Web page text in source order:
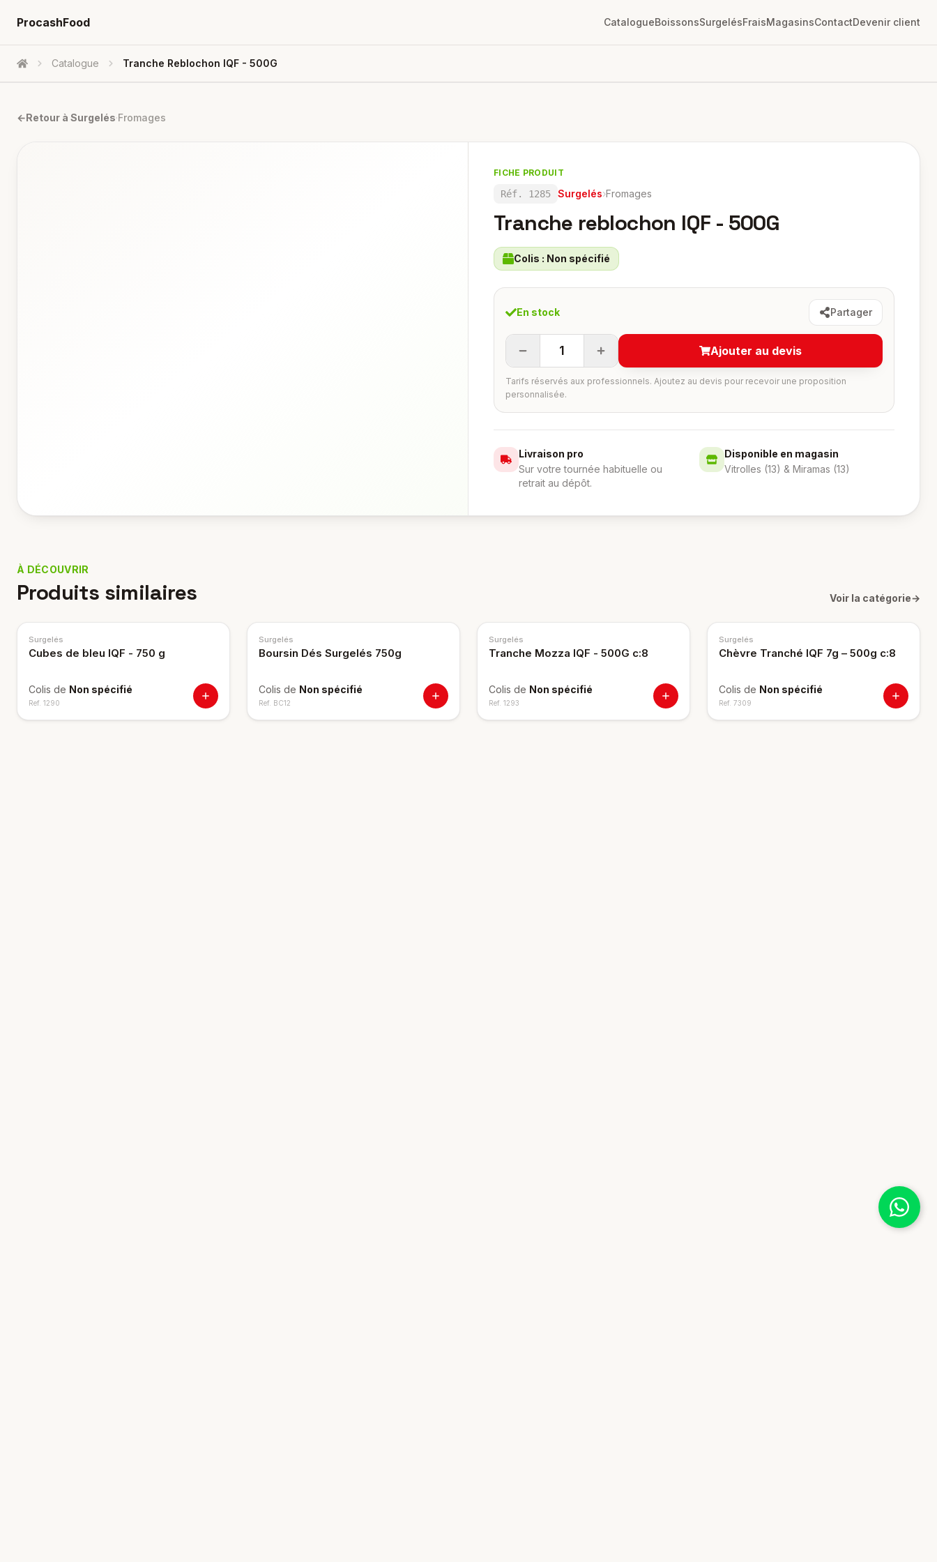
ProcashFood CatalogueBoissonsSurgelésFraisMagasinsContactDevenir client
Accueil Catalogue Tranche Reblochon IQF - 500G
←Retour à Surgelés·Fromages
FICHE PRODUIT
Réf. 1285 Surgelés›Fromages
Tranche reblochon IQF - 500G
Colis : Non spécifié
En stock Partager
1 Ajouter au devis
Tarifs réservés aux professionnels. Ajoutez au devis pour recevoir une proposition
personnalisée.
Livraison pro
Sur votre tournée habituelle ou
retrait au dépôt.
Disponible en magasin
Vitrolles (13) & Miramas (13)
À DÉCOUVRIR
Produits similaires Voir la catégorie→
Surgelés
Cubes de bleu IQF - 750 g
Colis de Non spécifié
Ref. 1290
Surgelés
Boursin Dés Surgelés 750g
Colis de Non spécifié
Ref. BC12
Surgelés
Tranche Mozza IQF - 500G c:8
Colis de Non spécifié
Ref. 1293
Surgelés
Chèvre Tranché IQF 7g – 500g c:8
Colis de Non spécifié
Ref. 7309